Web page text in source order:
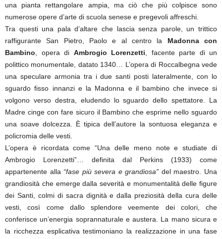
una pianta rettangolare ampia, ma ciò che più colpisce sono
numerose opere d’arte di scuola senese e pregevoli affreschi.
Tra questi una pala d’altare che lascia senza parole, un trittico
raffigurante San Pietro, Paolo e al centro la Madonna con
Bambino , opera di Ambrogio Lorenzetti , facente parte di un
polittico monumentale, datato 1340… L’opera di Roccalbegna vede
una speculare armonia tra i due santi posti lateralmente, con lo
sguardo fisso innanzi e la Madonna e il bambino che invece si
volgono verso destra, eludendo lo sguardo dello spettatore. La
Madre cinge con fare sicuro il Bambino che esprime nello sguardo
una soave dolcezza. È tipica dell’autore la sontuosa eleganza e
policromia delle vesti.
L’opera è ricordata come “Una delle meno note e studiate di
Ambrogio Lorenzetti”… definita dal Perkins (1933) come
appartenente alla “fase più severa e grandiosa” del maestro. Una
grandiosità che emerge dalla severità e monumentalità delle figure
dei Santi, colmi di sacra dignità e dalla preziosità della cura delle
vesti, così come dallo splendore veemente dei colori, che
conferisce un’energia soprannaturale e austera. La mano sicura e
la ricchezza esplicativa testimoniano la realizzazione in una fase